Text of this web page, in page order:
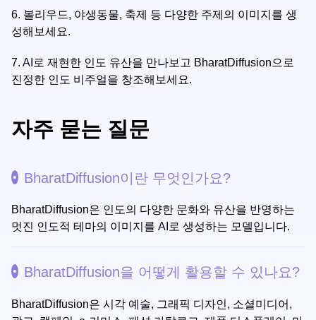
6. 볼리우드, 야생동물, 축제 등 다양한 주제의 이미지를 생
성해보세요.
7. AI로 재현한 인도 유산을 만나보고 BharatDiffusion으로
진정한 인도 비주얼을 창조해보세요.
자주 묻는 질문
BharatDiffusion이란 무엇인가요?
BharatDiffusion은 인도의 다양한 문화와 유산을 반영하는
멋진 인도적 테마의 이미지를 AI로 생성하는 모델입니다.
BharatDiffusion을 어떻게 활용할 수 있나요?
BharatDiffusion은 시각 예술, 그래픽 디자인, 소셜미디어,